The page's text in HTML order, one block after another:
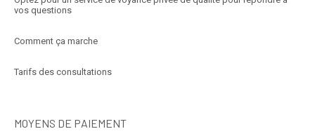
vos questions
Comment ça marche
Tarifs des consultations
MOYENS DE PAIEMENT